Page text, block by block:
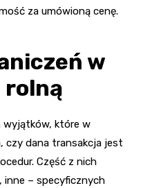
za umówioną cenę.
w
rolną
wyjątków, które w
czy dana transakcja jest
Część z nich
inne – specyficznych